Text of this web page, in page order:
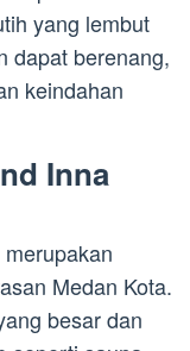
yang lembut
dapat berenang,
keindahan
Inna
Medan Kota.
besar dan